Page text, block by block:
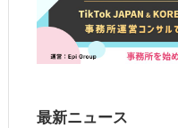
最新ニュース